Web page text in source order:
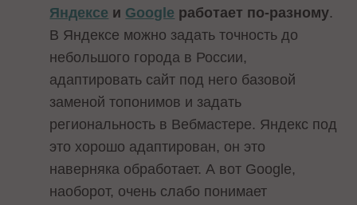
Яндексе и Google работает по-разному.
В Яндексе можно задать точность до
небольшого города в России,
адаптировать сайт под него базовой
заменой топонимов и задать
региональность в Вебмастере. Яндекс под
это хорошо адаптирован, он это
наверняка обработает. А вот Google,
наоборот, очень слабо понимает